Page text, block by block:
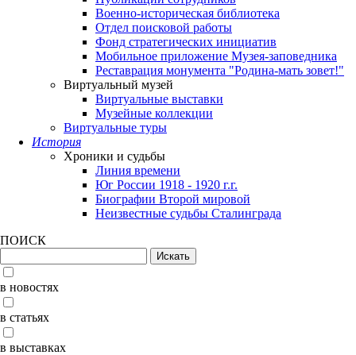
Военно-историческая библиотека
Отдел поисковой работы
Фонд стратегических инициатив
Мобильное приложение Музея-заповедника
Реставрация монумента "Родина-мать зовет!"
Виртуальный музей
Виртуальные выставки
Музейные коллекции
Виртуальные туры
История
Хроники и судьбы
Линия времени
Юг России 1918 - 1920 г.г.
Биографии Второй мировой
Неизвестные судьбы Сталинграда
ПОИСК
в новостях
в статьях
в выставках